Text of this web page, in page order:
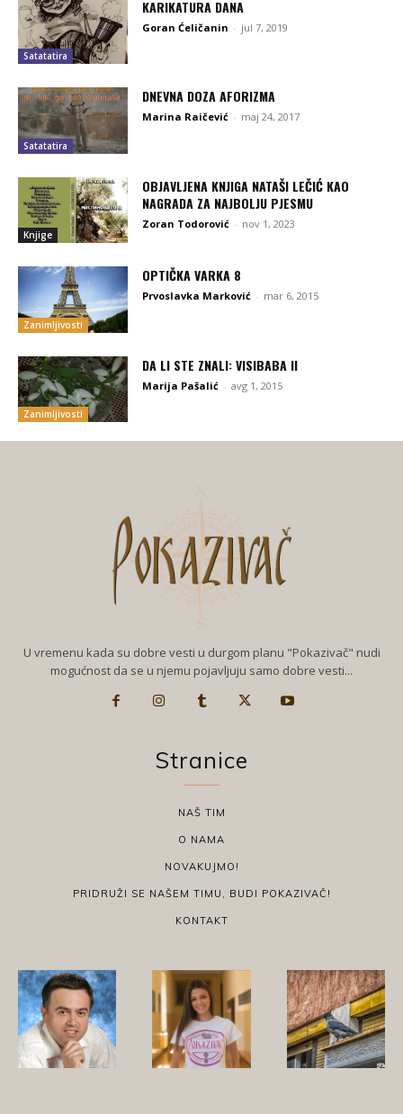
Satatatira
KARIKATURA DANA
Goran Ćeličanin - jul 7, 2019
Satatatira
DNEVNA DOZA AFORIZMA
Marina Raičević - maj 24, 2017
Knjige
OBJAVLJENA KNJIGA NATAŠI LEČIĆ KAO
NAGRADA ZA NAJBOLJU PJESMU
Zoran Todorović - nov 1, 2023
Zanimljivosti
OPTIČKA VARKA 8
Prvoslavka Marković - mar 6, 2015
Zanimljivosti
DA LI STE ZNALI: VISIBABA II
Marija Pašalić - avg 1, 2015
U vremenu kada su dobre vesti u durgom planu "Pokazivač" nudi
mogućnost da se u njemu pojavljuju samo dobre vesti...
Stranice
NAŠ TIM
O NAMA
NOVAKUJMO!
PRIDRUŽI SE NAŠEM TIMU, BUDI POKAZIVAČ!
KONTAKT